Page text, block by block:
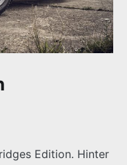
Edition. Hinter